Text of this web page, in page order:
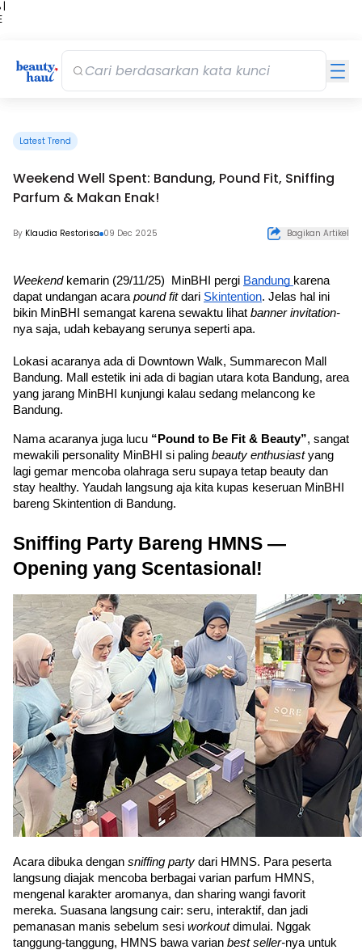
|
Latest Trend
Weekend Well Spent: Bandung, Pound Fit, Sniffing
Parfum & Makan Enak!
By Klaudia Restorisa 09 Dec 2025 Bagikan Artikel
Weekend kemarin (29/11/25)  MinBHI pergi Bandung karena
dapat undangan acara pound fit dari Skintention. Jelas hal ini
bikin MinBHI semangat karena sewaktu lihat banner invitation-
nya saja, udah kebayang serunya seperti apa.
Lokasi acaranya ada di Downtown Walk, Summarecon Mall
Bandung. Mall estetik ini ada di bagian utara kota Bandung, area
yang jarang MinBHI kunjungi kalau sedang melancong ke
Bandung.
Nama acaranya juga lucu “Pound to Be Fit & Beauty”, sangat
mewakili personality MinBHI si paling beauty enthusiast yang
lagi gemar mencoba olahraga seru supaya tetap beauty dan
stay healthy. Yaudah langsung aja kita kupas keseruan MinBHI
bareng Skintention di Bandung.
Sniffing Party Bareng HMNS —
Opening yang Scentasional!
Acara dibuka dengan sniffing party dari HMNS. Para peserta
langsung diajak mencoba berbagai varian parfum HMNS,
mengenal karakter aromanya, dan sharing wangi favorit
mereka. Suasana langsung cair: seru, interaktif, dan jadi
pemanasan manis sebelum sesi workout dimulai. Nggak
tanggung-tanggung, HMNS bawa varian best seller-nya untuk